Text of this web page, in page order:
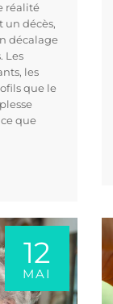
réalité
un décès,
décalage
Les
les
que le
que
12
MAI